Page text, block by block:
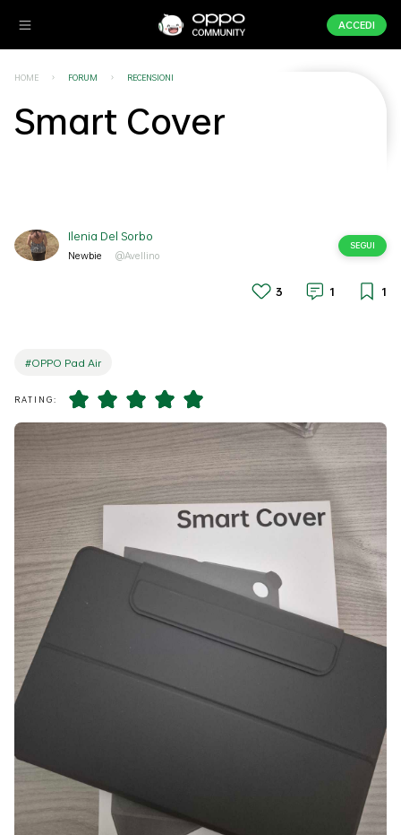
ACCEDI
HOME FORUM RECENSIONI
Smart Cover
Ilenia Del Sorbo
Newbie @Avellino
SEGUI
3 1 1
#OPPO Pad Air
RATING: